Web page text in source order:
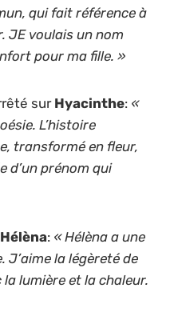
qui fait référence à
JE voulais un nom
pour ma fille. »
surHyacinthe: «
L’histoire
transformé en fleur,
d’un prénom qui
Hélèna: « Hélèna a une
la légèreté de
lumière et la chaleur.